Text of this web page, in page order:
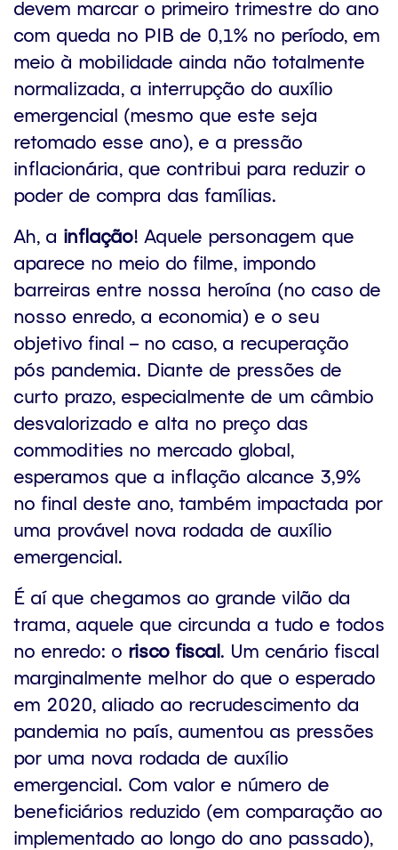
devem marcar o primeiro trimestre do ano
com queda no PIB de 0,1% no período, em
meio à mobilidade ainda não totalmente
normalizada, a interrupção do auxílio
emergencial (mesmo que este seja
retomado esse ano), e a pressão
inflacionária, que contribui para reduzir o
poder de compra das famílias.
Ah, a inflação! Aquele personagem que
aparece no meio do filme, impondo
barreiras entre nossa heroína (no caso de
nosso enredo, a economia) e o seu
objetivo final – no caso, a recuperação
pós pandemia. Diante de pressões de
curto prazo, especialmente de um câmbio
desvalorizado e alta no preço das
commodities no mercado global,
esperamos que a inflação alcance 3,9%
no final deste ano, também impactada por
uma provável nova rodada de auxílio
emergencial.
É aí que chegamos ao grande vilão da
trama, aquele que circunda a tudo e todos
no enredo: o risco fiscal. Um cenário fiscal
marginalmente melhor do que o esperado
em 2020, aliado ao recrudescimento da
pandemia no país, aumentou as pressões
por uma nova rodada de auxílio
emergencial. Com valor e número de
beneficiários reduzido (em comparação ao
implementado ao longo do ano passado),